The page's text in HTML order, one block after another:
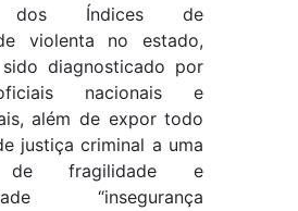
dos Índices de
violenta no estado,
diagnosticado por
nacionais e
além de expor todo
justiça criminal a uma
de fragilidade e
“insegurança